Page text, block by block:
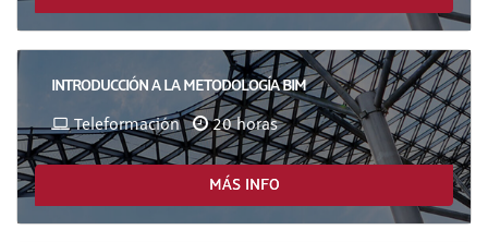
INTRODUCCIÓN A LA METODOLOGÍA BIM
Teleformación 20 horas
MÁS INFO